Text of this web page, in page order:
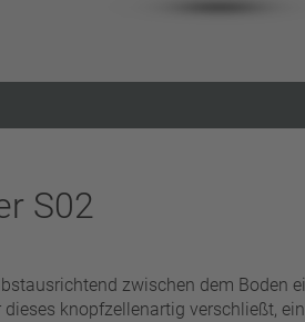
S02
zwischen dem Boden
knopfzellenartig verschließt,